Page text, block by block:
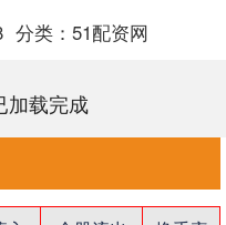
特朗普也....
分类： 51配资网
加载完成